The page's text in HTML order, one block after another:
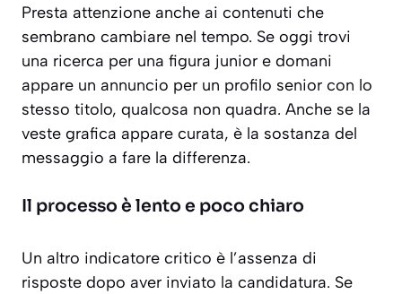
Presta attenzione anche ai contenuti che
sembrano cambiare nel tempo. Se oggi trovi
una ricerca per una figura junior e domani
appare un annuncio per un profilo senior con lo
stesso titolo, qualcosa non quadra. Anche se la
veste grafica appare curata, è la sostanza del
messaggio a fare la differenza.
Il processo è lento e poco chiaro
Un altro indicatore critico è l’assenza di
risposte dopo aver inviato la candidatura. Se